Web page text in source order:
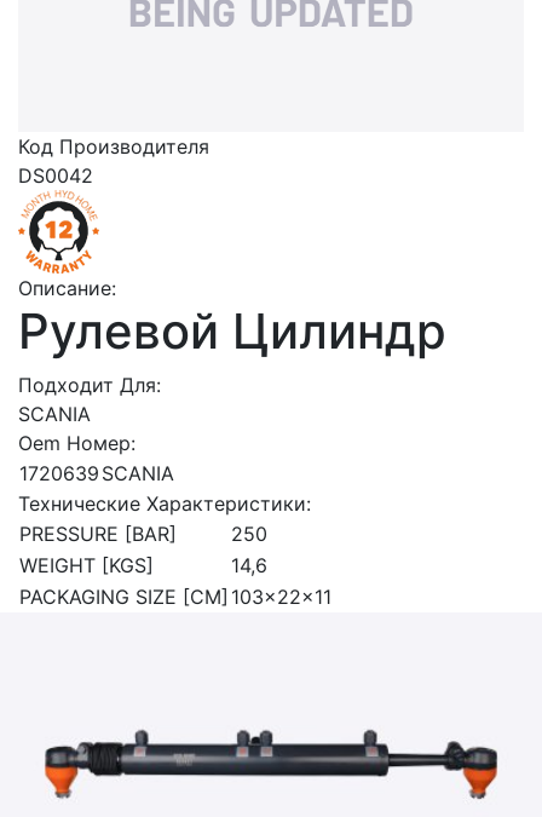
Код Производителя
DS0042
Описание:
Рулевой Цилиндр
Подходит Для:
SCANIA
Oem Номер:
1720639 SCANIA
Технические Характеристики:
PRESSURE [BAR]
250
WEIGHT [KGS]
14,6
PACKAGING SIZE [CM] 103x22x11